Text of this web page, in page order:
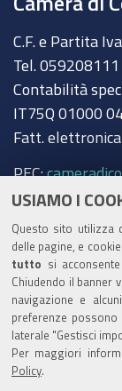
USIAMO I
Questo sito utilizza
delle pagine, e
tutto si
Chiudendo il banner
navigazione e
preferenze
laterale "Gestisci
Per maggiori
Policy
C.F. e Partita
Tel. 059208111
Contabilità
IT75Q 01000
Fatt. elettronica
PEC:
Trasparenza
Albo Camerale
Pubblicità
Area